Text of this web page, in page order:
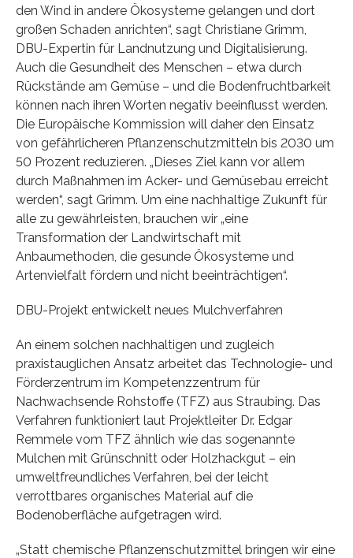
den Wind in andere Ökosysteme gelangen und dort
großen Schaden anrichten“, sagt Christiane Grimm,
DBU-Expertin für Landnutzung und Digitalisierung.
Auch die Gesundheit des Menschen – etwa durch
Rückstände am Gemüse – und die Bodenfruchtbarkeit
können nach ihren Worten negativ beeinflusst werden.
Die Europäische Kommission will daher den Einsatz
von gefährlicheren Pflanzenschutzmitteln bis 2030 um
50 Prozent reduzieren. „Dieses Ziel kann vor allem
durch Maßnahmen im Acker- und Gemüsebau erreicht
werden“, sagt Grimm. Um eine nachhaltige Zukunft für
alle zu gewährleisten, brauchen wir „eine
Transformation der Landwirtschaft mit
Anbaumethoden, die gesunde Ökosysteme und
Artenvielfalt fördern und nicht beeinträchtigen“.
DBU-Projekt entwickelt neues Mulchverfahren
An einem solchen nachhaltigen und zugleich
praxistauglichen Ansatz arbeitet das Technologie- und
Förderzentrum im Kompetenzzentrum für
Nachwachsende Rohstoffe (TFZ) aus Straubing. Das
Verfahren funktioniert laut Projektleiter Dr. Edgar
Remmele vom TFZ ähnlich wie das sogenannte
Mulchen mit Grünschnitt oder Holzhackgut – ein
umweltfreundliches Verfahren, bei der leicht
verrottbares organisches Material auf die
Bodenoberfläche aufgetragen wird.
„Statt chemische Pflanzenschutzmittel bringen wir eine